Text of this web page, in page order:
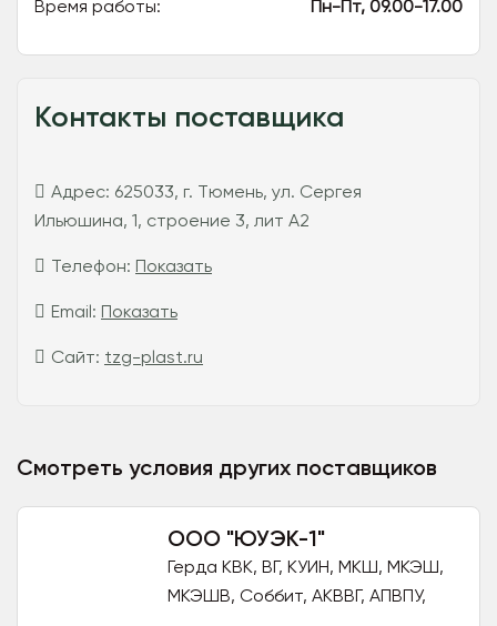
Время работы: Пн-Пт, 09.00-17.00
Контакты поставщика
Адрес: 625033, г. Тюмень, ул. Сергея
Ильюшина, 1, строение 3, лит А2
Телефон: Показать
Email: Показать
Сайт: tzg-plast.ru
Смотреть условия других поставщиков
ООО "ЮУЭК-1"
Герда КВК, ВГ, КУИН, МКШ, МКЭШ,
МКЭШВ, Соббит, АКВВГ, АПВПУ,